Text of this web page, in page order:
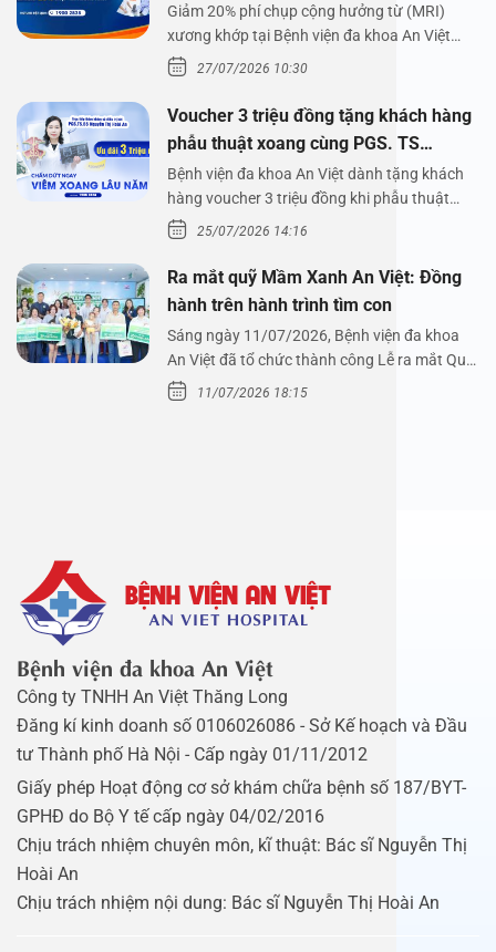
Giảm 20% phí chụp cộng hưởng từ (MRI)
xương khớp tại Bệnh viện đa khoa An Việt
Bệnh viện đa…
27/07/2026 10:30
Voucher 3 triệu đồng tặng khách hàng
phẫu thuật xoang cùng PGS. TS
Nguyễn Thị Hoài An
Bệnh viện đa khoa An Việt dành tặng khách
hàng voucher 3 triệu đồng khi phẫu thuật
xoang cùng PGS.…
25/07/2026 14:16
Ra mắt quỹ Mầm Xanh An Việt: Đồng
hành trên hành trình tìm con
Sáng ngày 11/07/2026, Bệnh viện đa khoa
An Việt đã tổ chức thành công Lễ ra mắt Quỹ
Mầm Xanh…
11/07/2026 18:15
Bệnh viện đa khoa An Việt
Công ty TNHH An Việt Thăng Long
Đăng kí kinh doanh số 0106026086 - Sở Kế hoạch và Đầu
tư Thành phố Hà Nội - Cấp ngày 01/11/2012
Giấy phép Hoạt động cơ sở khám chữa bệnh số 187/BYT-
GPHĐ do Bộ Y tế cấp ngày 04/02/2016
Chịu trách nhiệm chuyên môn, kĩ thuật: Bác sĩ Nguyễn Thị
Hoài An
Chịu trách nhiệm nội dung: Bác sĩ Nguyễn Thị Hoài An